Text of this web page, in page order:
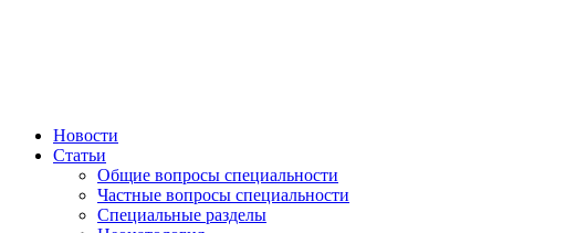
Новости
Статьи
Общие вопросы специальности
Частные вопросы специальности
Специальные разделы